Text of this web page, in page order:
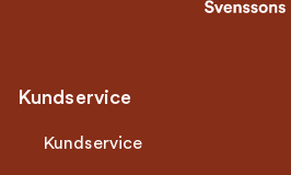
Kundservice
Kundservice